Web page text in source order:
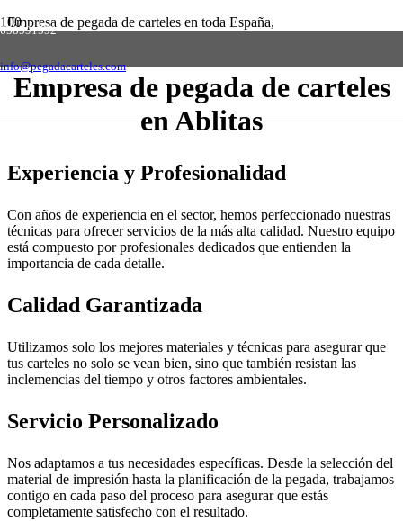
658591592
info@pegadacarteles.com
Empresa de pegada de carteles en toda España,
solicite presupuesto sin compromiso
Empresa de pegada de carteles
en Ablitas
Experiencia y Profesionalidad
Con años de experiencia en el sector, hemos perfeccionado nuestras
técnicas para ofrecer servicios de la más alta calidad. Nuestro equipo
está compuesto por profesionales dedicados que entienden la
importancia de cada detalle.
Calidad Garantizada
Utilizamos solo los mejores materiales y técnicas para asegurar que
tus carteles no solo se vean bien, sino que también resistan las
inclemencias del tiempo y otros factores ambientales.
Servicio Personalizado
Nos adaptamos a tus necesidades específicas. Desde la selección del
material de impresión hasta la planificación de la pegada, trabajamos
contigo en cada paso del proceso para asegurar que estás
completamente satisfecho con el resultado.